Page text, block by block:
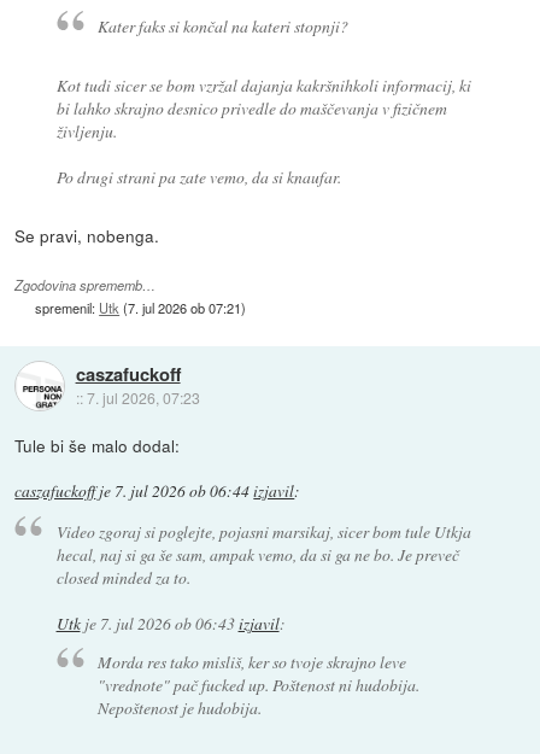
Kater faks si končal na kateri stopnji?
Kot tudi sicer se bom vzržal dajanja kakršnihkoli informacij, ki
bi lahko skrajno desnico privedle do maščevanja v fizičnem
življenju.
Po drugi strani pa zate vemo, da si knaufar.
Se pravi, nobenga.
Zgodovina sprememb…
spremenil: Utk(7. jul 2026 ob 07:21)
caszafuckoff
::7. jul 2026, 07:23
Tule bi še malo dodal:
caszafuckoffje 7. jul 2026 ob 06:44izjavil:
Video zgoraj si poglejte, pojasni marsikaj, sicer bom tule Utkja
hecal, naj si ga še sam, ampak vemo, da si ga ne bo. Je preveč
closed minded za to.
Utkje 7. jul 2026 ob 06:43izjavil:
Morda res tako misliš, ker so tvoje skrajno leve
"vrednote" pač fucked up. Poštenost ni hudobija.
Nepoštenost je hudobija.